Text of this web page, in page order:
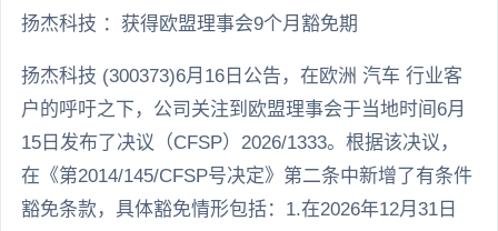
扬杰科技 ：获得欧盟理事会9个月豁免期
扬杰科技 (300373)6月16日公告，在欧洲 汽车 行业客
户的呼吁之下，公司关注到欧盟理事会于当地时间6月
15日发布了决议（CFSP）2026/1333。根据该决议，
在《第2014/145/CFSP号决定》第二条中新增了有条件
豁免条款，具体豁免情形包括：1.在2026年12月31日